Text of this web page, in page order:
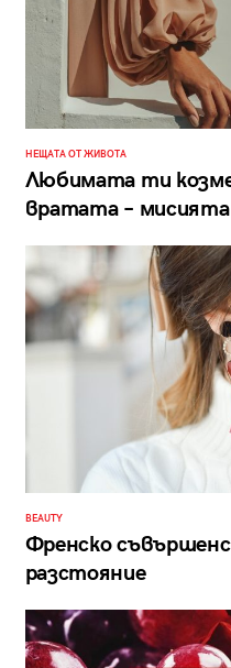
НЕЩАТА ОТ ЖИВОТА
Любимата ти
вратата –
BEAUTY
Френско
разстояние